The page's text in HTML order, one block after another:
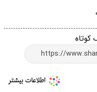
کوتاه